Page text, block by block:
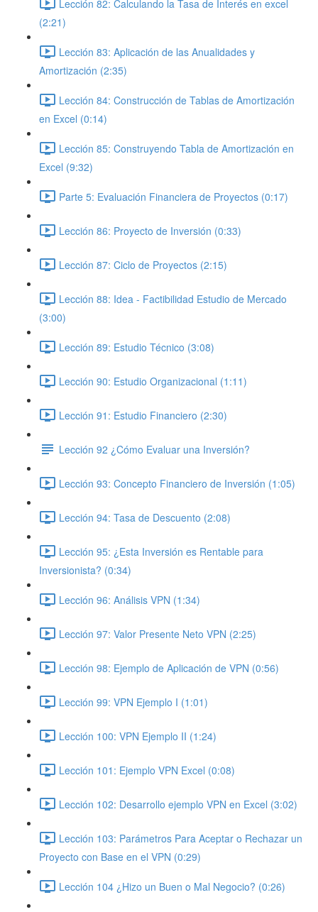
Lección 82: Calculando la Tasa de Interés en excel
(2:21)
Lección 83: Aplicación de las Anualidades y
Amortización (2:35)
Lección 84: Construcción de Tablas de Amortización
en Excel (0:14)
Lección 85: Construyendo Tabla de Amortización en
Excel (9:32)
Parte 5: Evaluación Financiera de Proyectos (0:17)
Lección 86: Proyecto de Inversión (0:33)
Lección 87: Ciclo de Proyectos (2:15)
Lección 88: Idea - Factibilidad Estudio de Mercado
(3:00)
Lección 89: Estudio Técnico (3:08)
Lección 90: Estudio Organizacional (1:11)
Lección 91: Estudio Financiero (2:30)
Lección 92 ¿Cómo Evaluar una Inversión?
Lección 93: Concepto Financiero de Inversión (1:05)
Lección 94: Tasa de Descuento (2:08)
Lección 95: ¿Esta Inversión es Rentable para
Inversionista? (0:34)
Lección 96: Análisis VPN (1:34)
Lección 97: Valor Presente Neto VPN (2:25)
Lección 98: Ejemplo de Aplicación de VPN (0:56)
Lección 99: VPN Ejemplo I (1:01)
Lección 100: VPN Ejemplo II (1:24)
Lección 101: Ejemplo VPN Excel (0:08)
Lección 102: Desarrollo ejemplo VPN en Excel (3:02)
Lección 103: Parámetros Para Aceptar o Rechazar un
Proyecto con Base en el VPN (0:29)
Lección 104 ¿Hizo un Buen o Mal Negocio? (0:26)